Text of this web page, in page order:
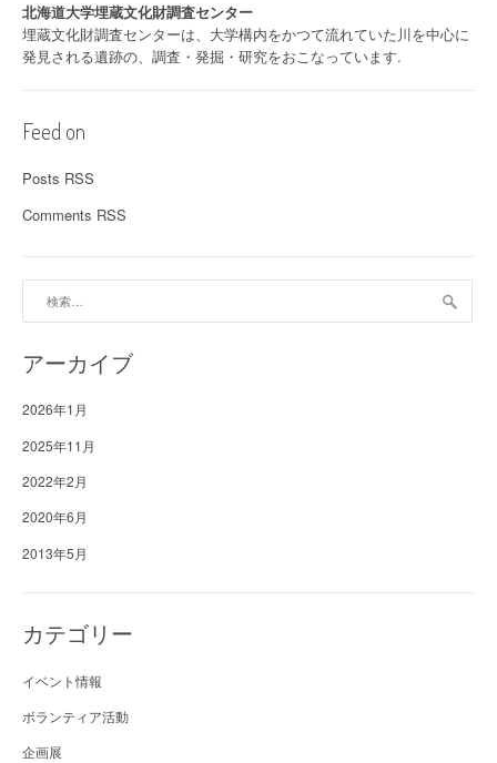
北海道大学埋蔵文化財調査センター
埋蔵文化財調査センターは、大学構内をかつて流れていた川を中心に
発見される遺跡の、調査・発掘・研究をおこなっています.
Feed on
Posts RSS
Comments RSS
アーカイブ
2026年1月
2025年11月
2022年2月
2020年6月
2013年5月
カテゴリー
イベント情報
ボランティア活動
企画展